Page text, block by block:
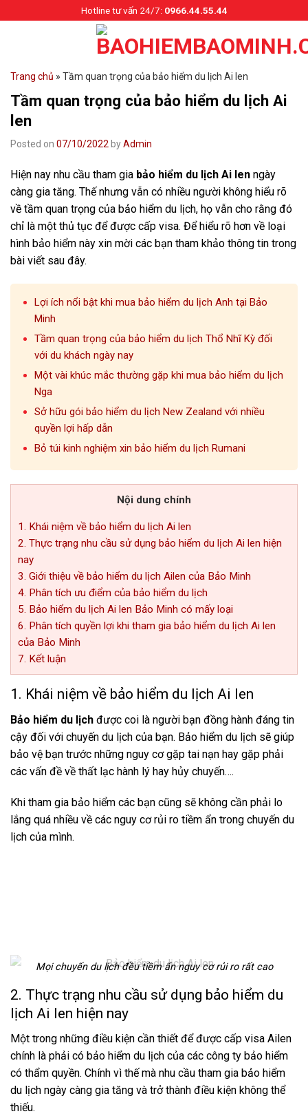
to
Hotline tư vấn 24/7:0966.44.55.44
Trang chủ » Tầm quan trọng của bảo hiểm du lịch Ai len
Tầm quan trọng của bảo hiểm du lịch Ai
len
Posted on 07/10/2022 byAdmin
Hiện nay nhu cầu tham gia bảo hiểm du lịch Ai len ngày
càng gia tăng. Thế nhưng vẫn có nhiều người không hiểu rõ
về tầm quan trọng của bảo hiểm du lịch, họ vẫn cho rằng đó
chỉ là một thủ tục để được cấp visa. Để hiểu rõ hơn về loại
hình bảo hiểm này xin mời các bạn tham khảo thông tin trong
bài viết sau đây.
Lợi ích nổi bật khi mua bảo hiểm du lịch Anh tại Bảo
Minh
Tầm quan trọng của bảo hiểm du lịch Thổ Nhĩ Kỳ đối
với du khách ngày nay
Một vài khúc mắc thường gặp khi mua bảo hiểm du lịch
Nga
Sở hữu gói bảo hiểm du lịch New Zealand với nhiều
quyền lợi hấp dẫn
Bỏ túi kinh nghiệm xin bảo hiểm du lịch Rumani
Nội dung chính
1. Khái niệm về bảo hiểm du lịch Ai len
2. Thực trạng nhu cầu sử dụng bảo hiểm du lịch Ai len hiện
nay
3. Giới thiệu về bảo hiểm du lịch Ailen của Bảo Minh
4. Phân tích ưu điểm của bảo hiểm du lịch
5. Bảo hiểm du lịch Ai len Bảo Minh có mấy loại
6. Phân tích quyền lợi khi tham gia bảo hiểm du lịch Ai len
của Bảo Minh
7. Kết luận
1. Khái niệm về bảo hiểm du lịch Ai len
Bảo hiểm du lịch được coi là người bạn đồng hành đáng tin
cậy đối với chuyến du lịch của bạn. Bảo hiểm du lịch sẽ giúp
bảo vệ bạn trước những nguy cơ gặp tai nạn hay gặp phải
các vấn đề về thất lạc hành lý hay hủy chuyến….
Khi tham gia bảo hiểm các bạn cũng sẽ không cần phải lo
lắng quá nhiều về các nguy cơ rủi ro tiềm ẩn trong chuyến du
lịch của mình.
Mọi chuyến du lịch đều tiềm ẩn nguy cơ rủi ro rất cao
2. Thực trạng nhu cầu sử dụng bảo hiểm du
lịch Ai len hiện nay
Một trong những điều kiện cần thiết để được cấp visa Ailen
chính là phải có bảo hiểm du lịch của các công ty bảo hiểm
có thẩm quyền. Chính vì thế mà nhu cầu tham gia bảo hiểm
du lịch ngày càng gia tăng và trở thành điều kiện không thể
thiếu.